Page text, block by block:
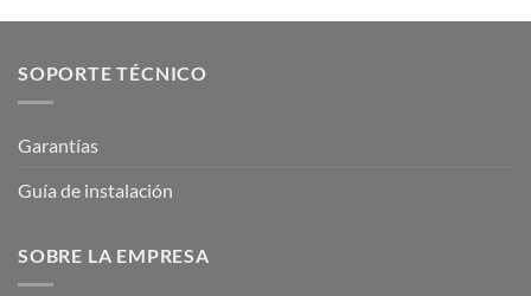
SOPORTE TÉCNICO
Garantías
Guía de instalación
SOBRE LA EMPRESA